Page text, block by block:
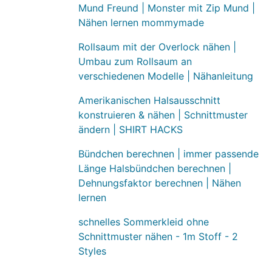
Mund Freund | Monster mit Zip Mund |
Nähen lernen mommymade
Rollsaum mit der Overlock nähen |
Umbau zum Rollsaum an
verschiedenen Modelle | Nähanleitung
Amerikanischen Halsausschnitt
konstruieren & nähen | Schnittmuster
ändern | SHIRT HACKS
Bündchen berechnen | immer passende
Länge Halsbündchen berechnen |
Dehnungsfaktor berechnen | Nähen
lernen
schnelles Sommerkleid ohne
Schnittmuster nähen - 1m Stoff - 2
Styles